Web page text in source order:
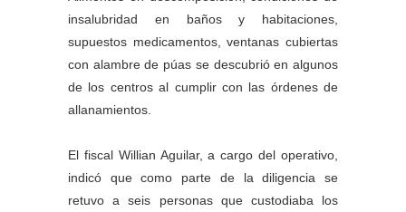
insalubridad en baños y habitaciones,
supuestos medicamentos, ventanas cubiertas
con alambre de púas se descubrió en algunos
de los centros al cumplir con las órdenes de
allanamientos.
El fiscal Willian Aguilar, a cargo del operativo,
indicó que como parte de la diligencia se
retuvo a seis personas que custodiaba los